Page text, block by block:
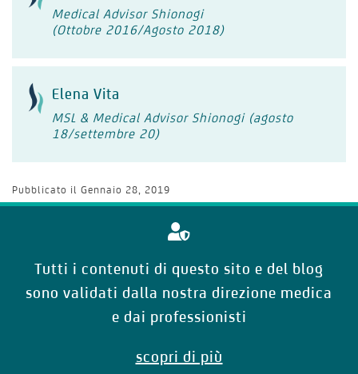
Medical Advisor Shionogi
(Ottobre 2016/Agosto 2018)
Elena Vita
MSL & Medical Advisor Shionogi (agosto
18/settembre 20)
Pubblicato il Gennaio 28, 2019
Tutti i contenuti di questo sito e del blog
sono validati dalla nostra direzione medica
e dai professionisti
scopri di più